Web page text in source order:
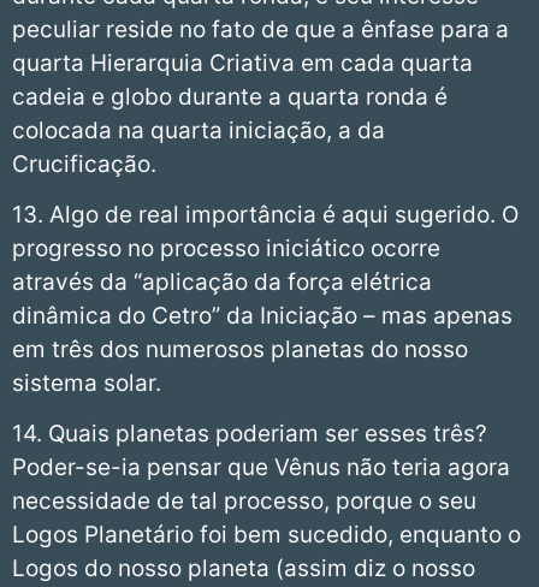
peculiar reside no fato de que a ênfase para a
quarta Hierarquia Criativa em cada quarta
cadeia e globo durante a quarta ronda é
colocada na quarta iniciação, a da
Crucificação.
13. Algo de real importância é aqui sugerido. O
progresso no processo iniciático ocorre
através da “aplicação da força elétrica
dinâmica do Cetro” da Iniciação – mas apenas
em três dos numerosos planetas do nosso
sistema solar.
14. Quais planetas poderiam ser esses três?
Poder-se-ia pensar que Vênus não teria agora
necessidade de tal processo, porque o seu
Logos Planetário foi bem sucedido, enquanto o
Logos do nosso planeta (assim diz o nosso